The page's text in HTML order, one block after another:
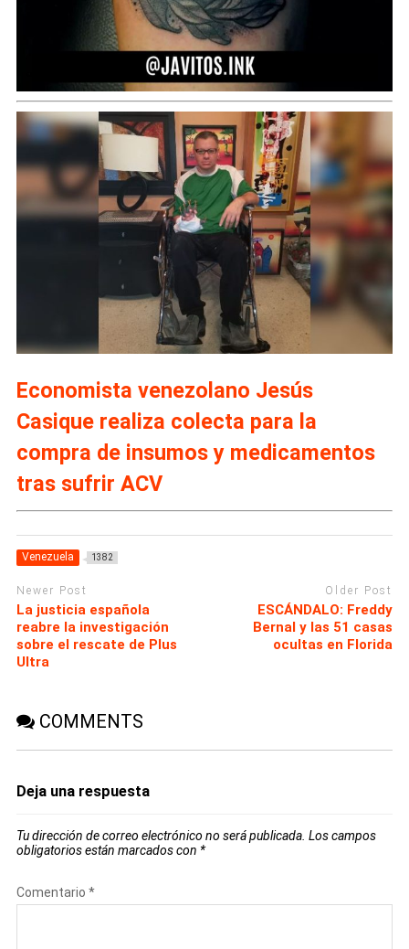
Economista venezolano Jesús
Casique realiza colecta para la
compra de insumos y medicamentos
tras sufrir ACV
Venezuela 1382
Newer Post
La justicia española
reabre la investigación
sobre el rescate de Plus
Ultra
Older Post
ESCÁNDALO: Freddy
Bernal y las 51 casas
ocultas en Florida
COMMENTS
Deja una respuesta
Tu dirección de correo electrónico no será publicada. Los campos
obligatorios están marcados con *
Comentario *